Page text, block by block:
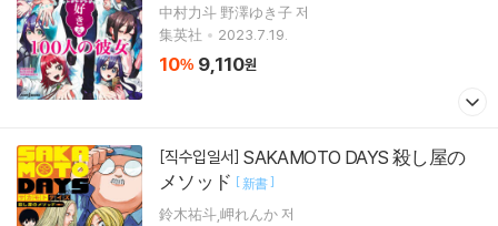
中村力斗 野澤ゆき子 저
集英社
2023.7.19.
10% 9,110원
[직수입일서] SAKAMOTO DAYS 殺し屋の
メソッド [ 新書]
鈴木祐斗,岬れんか 저